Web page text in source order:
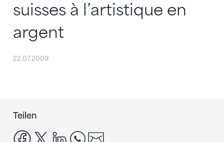
suisses à l’artistique en
argent
22.07.2009
Teilen
facebook
x linkedinwhatsapp